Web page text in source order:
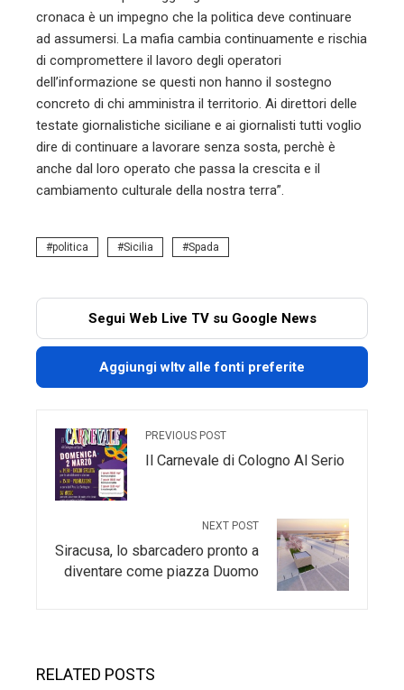
cronaca è un impegno che la politica deve continuare
ad assumersi. La mafia cambia continuamente e rischia
di compromettere il lavoro degli operatori
dell’informazione se questi non hanno il sostegno
concreto di chi amministra il territorio. Ai direttori delle
testate giornalistiche siciliane e ai giornalisti tutti voglio
dire di continuare a lavorare senza sosta, perchè è
anche dal loro operato che passa la crescita e il
cambiamento culturale della nostra terra”.
politica Sicilia Spada
Segui Web Live TV su Google News
Aggiungi wltv alle fonti preferite
PREVIOUS POST
Il Carnevale di Cologno Al Serio
NEXT POST
Siracusa, lo sbarcadero pronto a
diventare come piazza Duomo
RELATED POSTS